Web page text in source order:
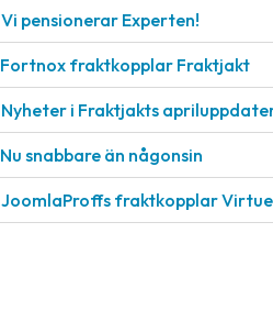
Vi pensionerar Experten!
Fortnox fraktkopplar Fraktjakt
Nyheter i Fraktjakts
Nu snabbare än någonsin
JoomlaProffs fraktkopplar